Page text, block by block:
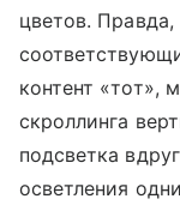
цветов.
контент «тот»,
скроллинга
подсветка
осветления